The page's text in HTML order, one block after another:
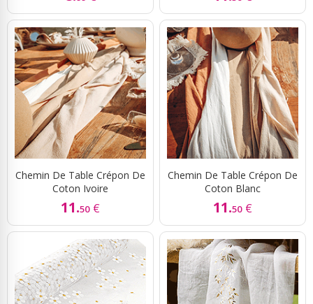
Chemin De Table Crépon De
Coton Ivoire
11.50 €
Chemin De Table Crépon De
Coton Blanc
11.50 €